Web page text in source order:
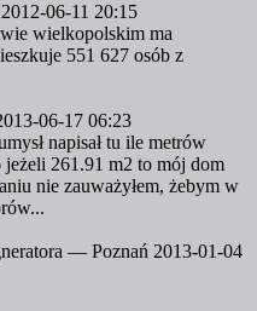
2012-06-11 20:15
wielkopolskim ma
551 627 osób z
06-17 06:23
napisał tu ile metrów
261.91 m2 to mój dom
nie zauważyłem, żebym w
— Poznań 2013-01-04